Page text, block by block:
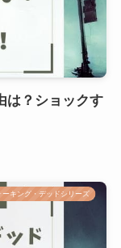
は？ショックす
ーキング・デッドシリーズ